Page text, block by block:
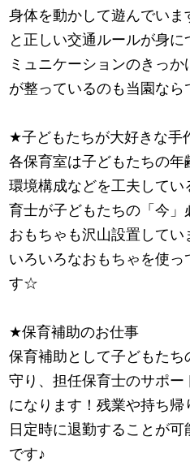
身体を動かして遊んでいま
と正しい交通ルールが身
ミュニケーションのきっ
が整っているのも当園な
★子どもたちが大好きな手
各保育室は子どもたちの
環境構成などを工夫してい
育士が子どもたちの「今
おもちゃも沢山設置して
いろいろなおもちゃを使っ
す☆
★保育補助のお仕事
保育補助として子どもた
守り、担任保育士のサポ
になります！残業や持ち
日定時に退勤することが
です♪